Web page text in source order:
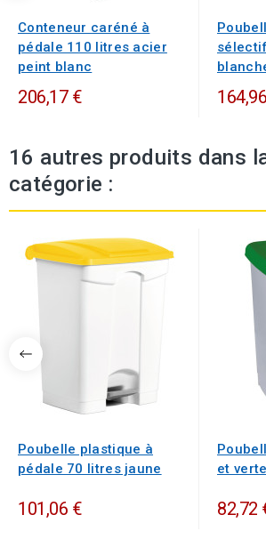
Conteneur caréné à
pédale 110 litres acier
peint blanc
206,17 €
16 autres produits dans
catégorie :
Poubelle plastique à
pédale 70 litres jaune
101,06 €
et
82,72